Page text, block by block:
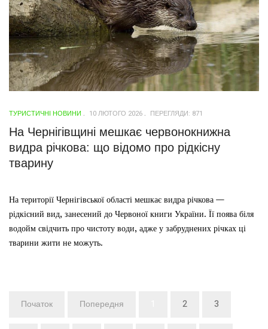
ТУРИСТИЧНІ НОВИНИ 10 ЛЮТОГО 2026 ПЕРЕГЛЯДИ: 871
На Чернігівщині мешкає червонокнижна
видра річкова: що відомо про рідкісну
тварину
На території Чернігівської області мешкає видра річкова —
рідкісний вид, занесений до Червоної книги України. Її поява біля
водойм свідчить про чистоту води, адже у забруднених річках ці
тварини жити не можуть.
Початок Попередня 2 3